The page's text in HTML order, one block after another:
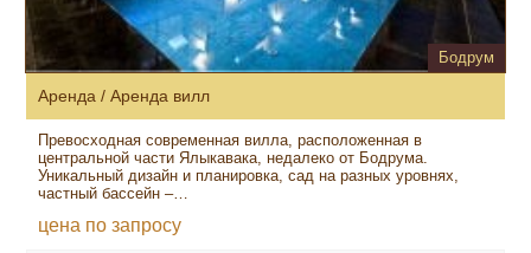
Бодрум
Аренда / Аренда вилл
Превосходная современная вилла, расположенная в
центральной части Ялыкавака, недалеко от Бодрума.
Уникальный дизайн и планировка, сад на разных уровнях,
частный бассейн –…
цена по запросу